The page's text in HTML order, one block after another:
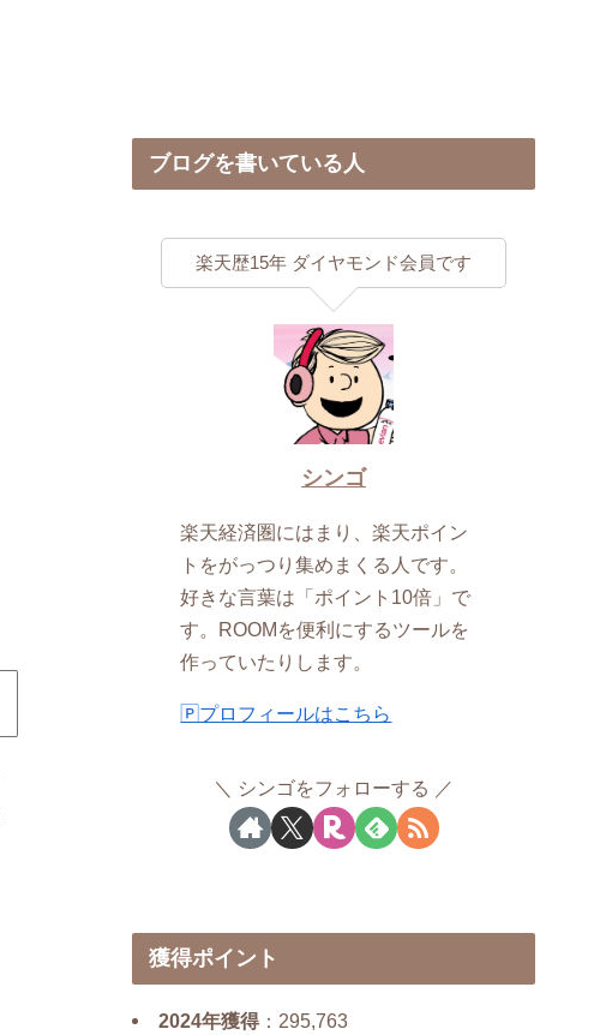
ブログを書いている人
楽天歴15年 ダイヤモンド会員です
シンゴ
楽天経済圏にはまり、楽天ポイン
トをがっつり集めまくる人です。
好きな言葉は「ポイント10倍」で
す。ROOMを便利にするツールを
作っていたりします。
🄿プロフィールはこちら
シンゴをフォローする
獲得ポイント
2024年獲得：295,763